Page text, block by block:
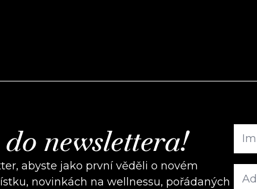
newslettera!
abyste jako první věděli o novém
novinkách na wellnessu, pořádaných